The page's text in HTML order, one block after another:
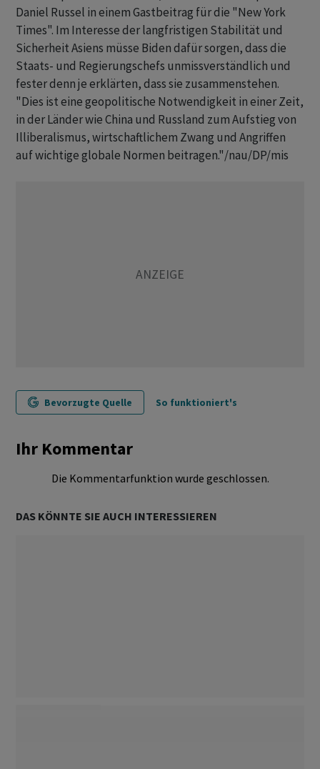
Daniel Russel in einem Gastbeitrag für die "New York
Times". Im Interesse der langfristigen Stabilität und
Sicherheit Asiens müsse Biden dafür sorgen, dass die
Staats- und Regierungschefs unmissverständlich und
fester denn je erklärten, dass sie zusammenstehen.
"Dies ist eine geopolitische Notwendigkeit in einer Zeit,
in der Länder wie China und Russland zum Aufstieg von
Illiberalismus, wirtschaftlichem Zwang und Angriffen
auf wichtige globale Normen beitragen."/nau/DP/mis
Bevorzugte Quelle So funktioniert's
Ihr Kommentar
Die Kommentarfunktion wurde geschlossen.
DAS KÖNNTE SIE AUCH INTERESSIEREN